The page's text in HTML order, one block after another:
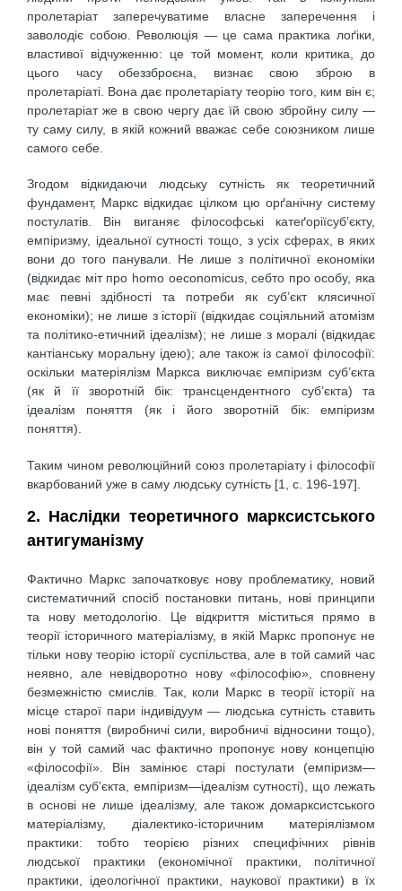
пролетаріат заперечуватиме власне заперечення і
заволодіє собою. Революція — це сама практика лоґіки,
властивої відчуженню: це той момент, коли критика, до
цього часу обеззброєна, визнає свою зброю в
пролетаріаті. Вона дає пролетаріату теорію того, ким він є;
пролетаріат же в свою чергу дає їй свою збройну силу —
ту саму силу, в якій кожний вважає себе союзником лише
самого себе.
Згодом відкидаючи людську сутність як теоретичний
фундамент, Маркс відкидає цілком цю орґанічну систему
постулатів. Він виганяє філософські катеґоріїсуб’єкту,
емпіризму, ідеальної сутності тощо, з усіх сферах, в яких
вони до того панували. Не лише з політичної економіки
(відкидає міт про homo oeconomicus, себто про особу, яка
має певні здібності та потреби як суб’єкт клясичної
економіки); не лише з історії (відкидає соціяльний атомізм
та політико-етичний ідеалізм); не лише з моралі (відкидає
кантіанську моральну ідею); але також із самої філософії:
оскільки матеріялізм Маркса виключає емпіризм суб’єкта
(як й її зворотній бік: трансцендентного суб’єкта) та
ідеалізм поняття (як і його зворотній бік: емпіризм
поняття).
Таким чином революційний союз пролетаріату і філософії
вкарбований уже в саму людську сутність [1, c. 196-197].
2. Наслідки теоретичного марксистського
антигуманізму
Фактично Маркс започатковує нову проблематику, новий
систематичний спосіб постановки питань, нові принципи
та нову методологію. Це відкриття міститься прямо в
теорії історичного матеріалізму, в якій Маркс пропонує не
тільки нову теорію історії суспільства, але в той самий час
неявно, але невідворотно нову «філософію», сповнену
безмежністю смислів. Так, коли Маркс в теорії історії на
місце старої пари індивідуум — людська сутність ставить
нові поняття (виробничі сили, виробничі відносини тощо),
він у той самий час фактично пропонує нову концепцію
«філософії». Він замінює старі постулати (емпіризм—
ідеалізм суб’єкта, емпіризм—ідеалізм сутності), що лежать
в основі не лише ідеалізму, але також домарксистського
матеріалізму, діалектико-історичним матеріялізмом
практики: тобто теорією різних специфічних рівнів
людської практики (економічної практики, політичної
практики, ідеологічної практики, наукової практики) в їх